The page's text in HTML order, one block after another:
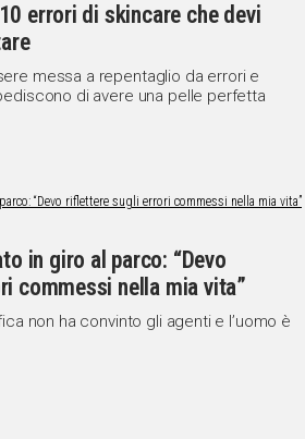
errori di skincare che devi
messa a repentaglio da errori e
di avere una pelle perfetta
in giro al parco: “Devo
commessi nella mia vita”
non ha convinto gli agenti e l’uomo è